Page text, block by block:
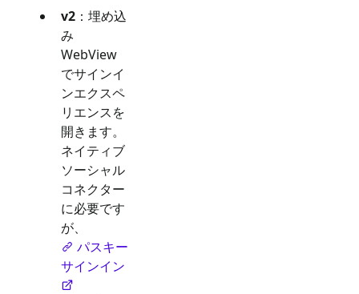
v2 ：埋め込
み
WebView
でサインイ
ンエクスペ
リエンスを
開きます。
ネイティブ
ソーシャル
コネクター
に必要です
が、
パスキー
サインイン